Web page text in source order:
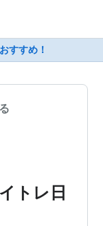
すすめ！
トレ日